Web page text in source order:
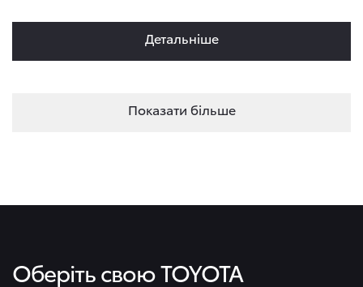
Детальнiше
Показати більше
Оберіть свою TOYOTA